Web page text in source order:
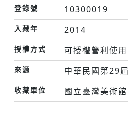
登錄號 10300019
入藏年 2014
授權方式 可授權營利使用
來源 中華民國第29
收藏單位 國立臺灣美術館